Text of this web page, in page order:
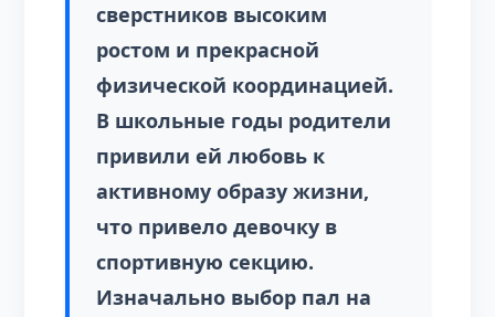
сверстников высоким
ростом и прекрасной
физической координацией.
В школьные годы родители
привили ей любовь к
активному образу жизни,
что привело девочку в
спортивную секцию.
Изначально выбор пал на